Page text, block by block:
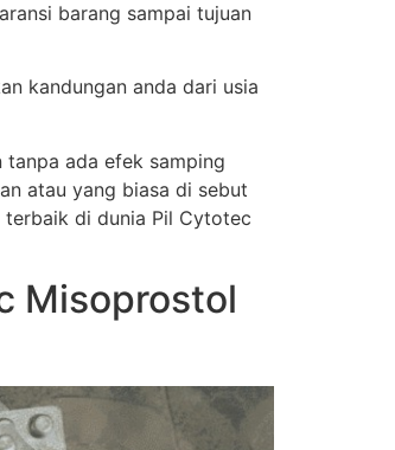
barang sampai tujuan
kandungan anda dari usia
ada efek samping
atau yang biasa di sebut
terbaik di dunia Pil Cytotec
Misoprostol